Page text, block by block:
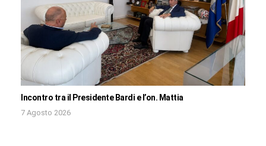
Incontro tra il Presidente Bardi e l’on. Mattia
7 Agosto 2026